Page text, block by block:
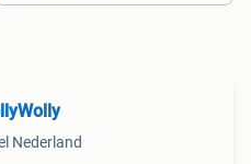
Nederland